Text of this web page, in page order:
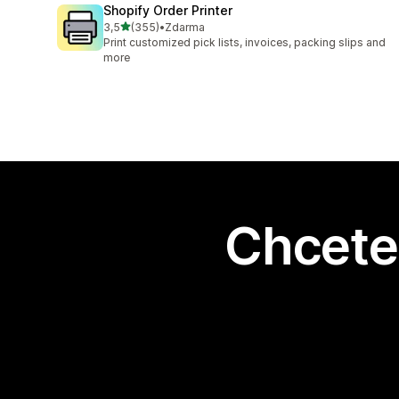
Shopify Order Printer
3,5z 5 hvězd
(355)
Celkový počet recenzí: 355
•Zdarma
Print customized pick lists, invoices, packing slips and
more